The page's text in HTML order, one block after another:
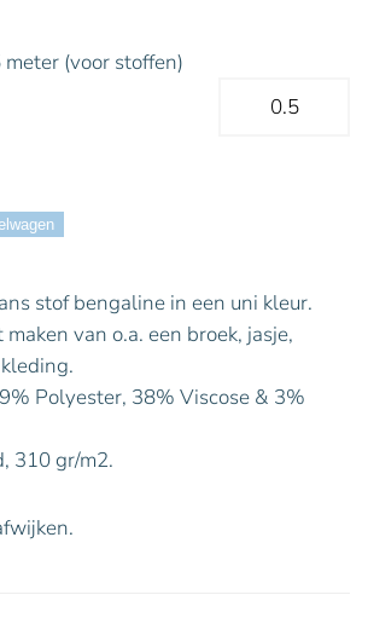
(voor stoffen)
stof bengaline in een uni kleur.
van o.a. een broek, jasje,
Polyester, 38% Viscose & 3%
310 gr/m2.